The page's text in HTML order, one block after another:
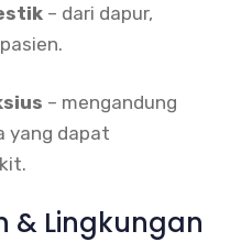
– dari dapur,
– mengandung
yang dapat
& Lingkungan